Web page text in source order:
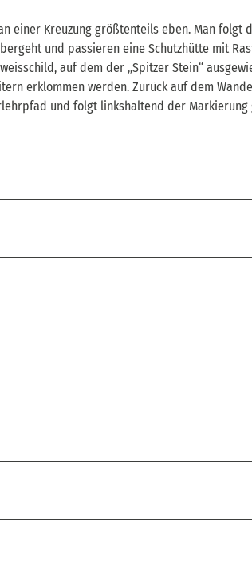
einer Kreuzung größtenteils eben. Man folgt
und passieren eine Schutzhütte mit
auf dem der „Spitzer Stein“
erklommen werden. Zurück auf dem
und folgt linkshaltend der Markierung